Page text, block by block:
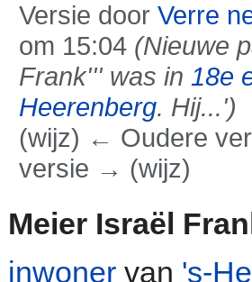
Versie door Verre
om 15:04 (Nieuwe
Frank''' was in 18e
Heerenberg. Hij...')
(wijz) ← Oudere
versie → (wijz)
Meier Israël
inwoner van 's-